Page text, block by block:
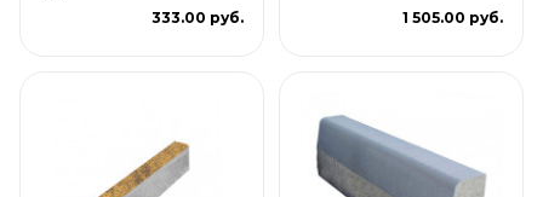
333.00 руб. 1 505.00 руб.